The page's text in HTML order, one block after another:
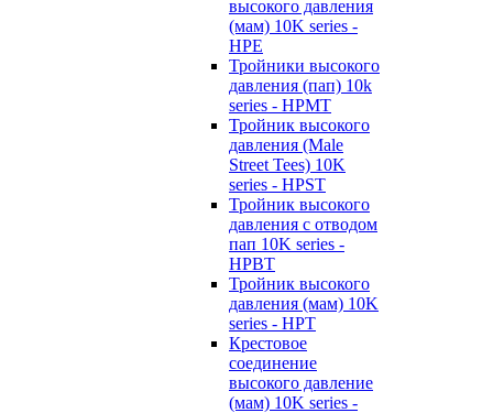
высокого давления
(мам) 10K series -
HPE
Тройники высокого
давления (пап) 10k
series - HPMT
Тройник высокого
давления (Male
Street Tees) 10K
series - HPST
Тройник высокого
давления с отводом
пап 10K series -
HPBT
Тройник высокого
давления (мам) 10K
series - HPT
Крестовое
соединение
высокого давление
(мам) 10K series -